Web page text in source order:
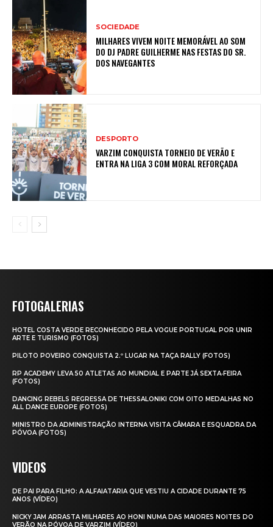
SOCIEDADE
MILHARES VIVEM NOITE MEMORÁVEL AO SOM
DO DJ PADRE GUILHERME NAS FESTAS DO SR.
DOS NAVEGANTES
DESPORTO
VARZIM CONQUISTA TORNEIO DE VERÃO E
ENTRA NA LIGA 3 COM MORAL REFORÇADA
FOTOGALERIAS
HOTEL COSTA VERDE RECONHECIDO PELA VOGUE PORTUGAL POR UNIR
ARTE E TURISMO (FOTOS)
PILOTO POVEIRO CONQUISTA 2.º LUGAR NA TAÇA RALLY (FOTOS)
RP ACADEMY LEVA 50 ATLETAS AO MUNDIAL E PARTE JÁ SEXTA‑FEIRA
(FOTOS)
DANCING REBELS REGRESSA DE THESSALONIKI COM OITO MEDALHAS NO
ALL DANCE EUROPE (FOTOS)
MINISTRO DA ADMINISTRAÇÃO INTERNA VISITA CÂMARA E ESQUADRA DA
PÓVOA (FOTOS)
VIDEOS
DE PAI PARA FILHO: A ALFAIATARIA QUE VESTIU A CIDADE DURANTE 75
ANOS (VÍDEO)
NICKY JAM ARRASTA MILHARES AO HONI NUMA DAS MAIORES NOITES DO
VERÃO NA PÓVOA DE VARZIM (VÍDEO)